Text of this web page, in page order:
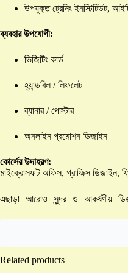
উপযুক্ত ট্রেনিং ইনস্টিটিউট,
ব্যবহার উপযোগী:
ভিজিটিং কার্ড
হ্যান্ডবিল / লিফলেট
ব্যানার / পোস্টার
অনলাইন প্রমোশন ডিজাইন
কোর্সের উদাহরণ:
মাইক্রোসফট অফিস, গ্রাফিক্স ডিজাইন,
এছাড়া আরোও সুন্দর ও আকর্ষণীয়
Related products